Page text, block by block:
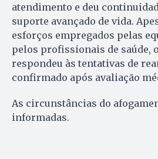
atendimento e deu
suporte avançado de vida.
esforços empregados pelas
pelos profissionais de saúde,
respondeu às tentativas de
confirmado após avaliação
As circunstâncias do
informadas.